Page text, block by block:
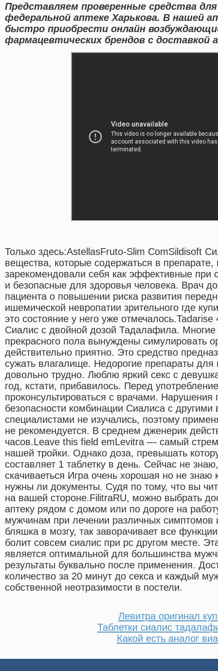
Представляем проверенные средства для
федеральной аптеке Харькова. В нашей
быстро приобрести онлайн
фармацевтических брендов с доставкой
Только здесь:AstellasFruto-Slim ComSildisoft
вещества, которые содержаться в препарате,
зарекомендовали себя как эффективные при
и безопасные для здоровья человека. Врач
пациента о повышении риска развития
ишемической невропатии зрительного где
это состояние у него уже
Сиалис с двойной дозой Тадалафила. Многие
прекрасного пола вынуждены симулировать
действительно приятно. Это средство
сужать влагалище. Недорогие препараты для
довольно трудно. Люблю яркий секс с
год, кстати, прибавилось. Перед
проконсультироваться с врачами. Нарушения
безопасности комбинации Сиалиса с
специалистами не изучались, поэтому
не рекомендуется. В среднем дженерик
часов.Leave this field emLevitra — самый
нашей тройки. Однако доза, превышать
составляет 1 таблетку в день. Сейчас не
скачиваеться Игра очень хорошая но не знаю
нужны ли документы. Судя по тому, что вы
на вашей стороне.FilitraRU, можно выбрать
аптеку рядом с домом или по дороге на
мужчинам при лечении различных симптомов
бляшка в мозгу, так заворачивает все
болит совсем сиалис при рс другом месте.
является оптимальной для большинства
результаты буквально после применения.
количество за 20 минут до секса и каждый
собственной неотразимости в постели.
Левитра оригинал
Таблетки сиалис
Какой есть аналог